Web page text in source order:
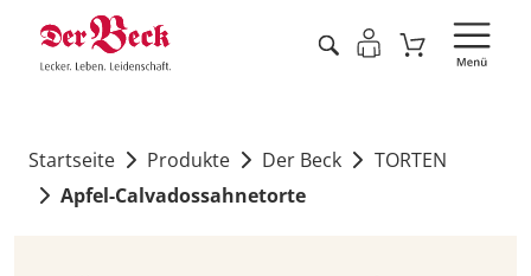
Startseite Produkte Der Beck
TORTEN
Apfel-Calvadossahnetorte